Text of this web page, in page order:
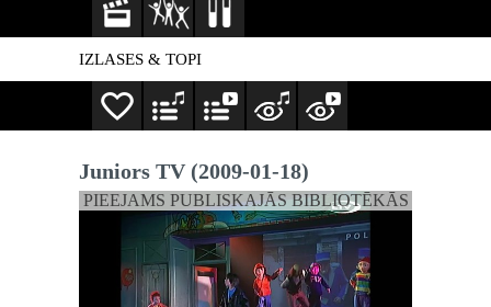
IZLASES & TOPI
Juniors TV (2009-01-18)
PIEEJAMS PUBLISKAJĀS BIBLIOTĒKĀS